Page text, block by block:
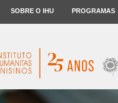
SOBRE O IHU PROGRAMAS